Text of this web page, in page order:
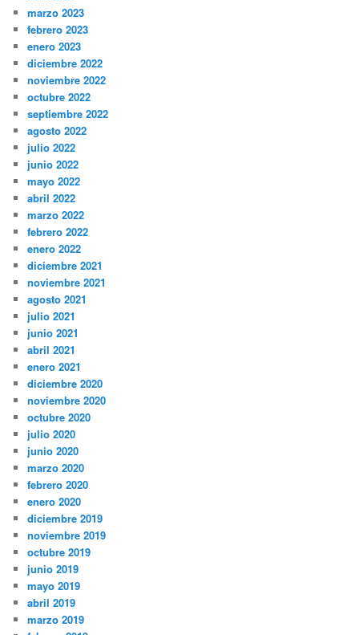
marzo 2023
febrero 2023
enero 2023
diciembre 2022
noviembre 2022
octubre 2022
septiembre 2022
agosto 2022
julio 2022
junio 2022
mayo 2022
abril 2022
marzo 2022
febrero 2022
enero 2022
diciembre 2021
noviembre 2021
agosto 2021
julio 2021
junio 2021
abril 2021
enero 2021
diciembre 2020
noviembre 2020
octubre 2020
julio 2020
junio 2020
marzo 2020
febrero 2020
enero 2020
diciembre 2019
noviembre 2019
octubre 2019
junio 2019
mayo 2019
abril 2019
marzo 2019